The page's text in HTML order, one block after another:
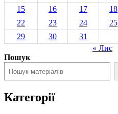
15
16 17 18
22
23 24 25
29
30
31
« Лис
Пошук
Категорії